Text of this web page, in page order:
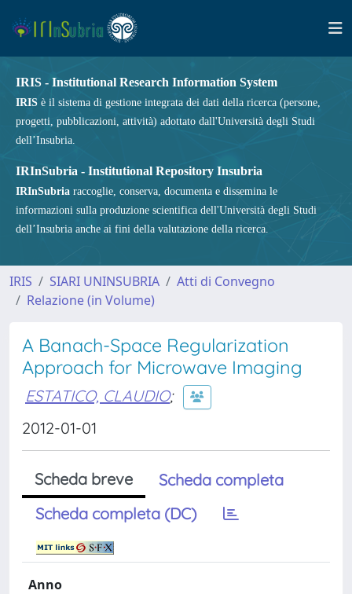
IRIS - Institutional Research Information System
IRIS è il sistema di gestione integrata dei dati della ricerca (persone,
progetti, pubblicazioni, attività) adottato dall'Università degli Studi
dell’Insubria.
IRInSubria - Institutional Repository Insubria
IRInSubria raccoglie, conserva, documenta e dissemina le
informazioni sulla produzione scientifica dell'Università degli Studi
dell’Insubria anche ai fini della valutazione della ricerca.
IRIS SIARI UNINSUBRIA
Atti di Convegno
Relazione (in Volume)
A Banach-Space Regularization
Approach for Microwave Imaging
ESTATICO, CLAUDIO;
2012-01-01
Scheda breve
Scheda completa
Scheda completa (DC)
Anno